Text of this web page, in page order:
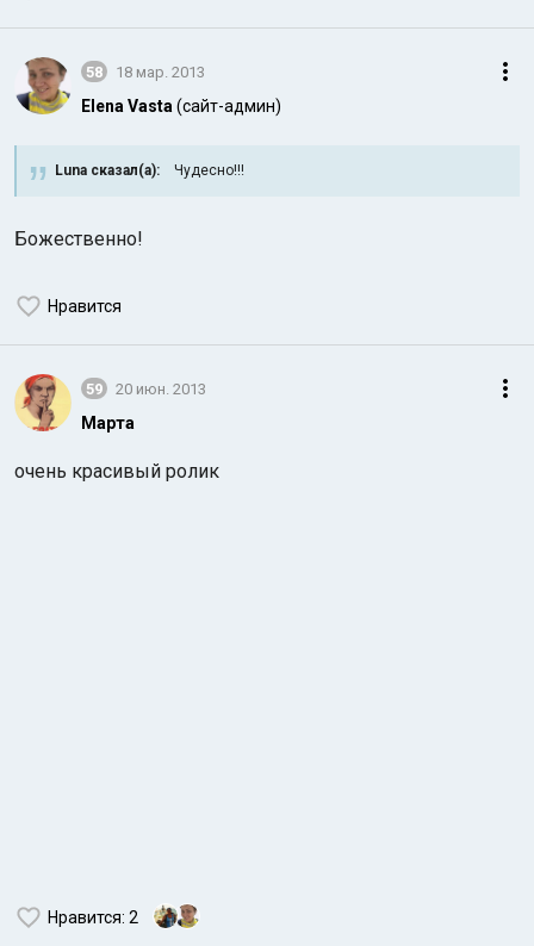
58 18 мар. 2013
Elena Vasta (сайт-админ)
Luna сказал(а): Чудесно!!!
Божественно!
Нравится
59 20 июн. 2013
Марта
очень красивый ролик
Нравится: 2